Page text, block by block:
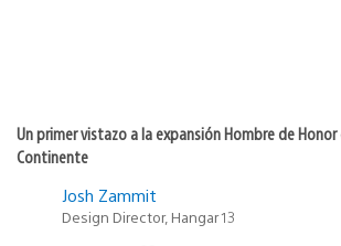
Un primer vistazo a la expansión Hombre de Honor
Continente
Josh Zammit
Design Director, Hangar 13